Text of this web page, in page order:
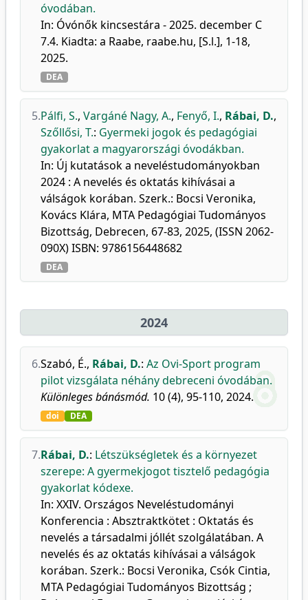
óvodában.
In: Óvónők kincsestára - 2025. december C
7.4. Kiadta: a Raabe, raabe.hu, [S.l.], 1-18,
2025.
DEA
5.Pálfi, S., Vargáné Nagy, A., Fenyő, I., Rábai, D.,
Szőllősi, T.: Gyermeki jogok és pedagógiai
gyakorlat a magyarországi óvodákban.
In: Új kutatások a neveléstudományokban
2024 : A nevelés és oktatás kihívásai a
válságok korában. Szerk.: Bocsi Veronika,
Kovács Klára, MTA Pedagógiai Tudományos
Bizottság, Debrecen, 67-83, 2025, (ISSN 2062-
090X) ISBN: 9786156448682
DEA
2024
6.Szabó, É., Rábai, D.: Az Ovi-Sport program
pilot vizsgálata néhány debreceni óvodában.
Különleges bánásmód. 10 (4), 95-110, 2024.
doi DEA
7.Rábai, D.: Létszükségletek és a környezet
szerepe: A gyermekjogot tisztelő pedagógia
gyakorlat kódexe.
In: XXIV. Országos Neveléstudományi
Konferencia : Absztraktkötet : Oktatás és
nevelés a társadalmi jóllét szolgálatában. A
nevelés és az oktatás kihívásai a válságok
korában. Szerk.: Bocsi Veronika, Csók Cintia,
MTA Pedagógiai Tudományos Bizottság ;